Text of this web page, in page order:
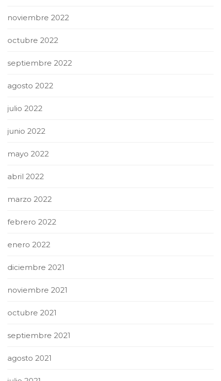
noviembre 2022
octubre 2022
septiembre 2022
agosto 2022
julio 2022
junio 2022
mayo 2022
abril 2022
marzo 2022
febrero 2022
enero 2022
diciembre 2021
noviembre 2021
octubre 2021
septiembre 2021
agosto 2021